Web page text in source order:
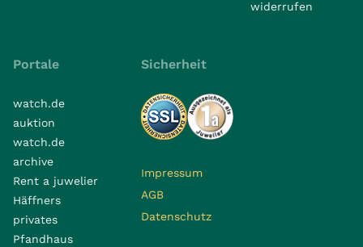
widerrufen
Portale
watch.de
auktion
watch.de
archive
Rent a juwelier
Häffners
privates
Pfandhaus
Sicherheit
Impressum
AGB
Datenschutz